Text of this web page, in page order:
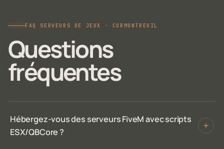
FAQ SERVEURS DE JEUX · CORMONTREUIL
Questions
fréquentes
Hébergez-vous des serveurs FiveM avec scripts
ESX/QBCore ?